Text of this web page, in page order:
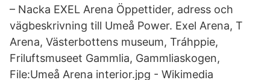
– Nacka EXEL Arena Öppettider, adress och
vägbeskrivning till Umeå Power. Exel Arena, T
Arena, Västerbottens museum, Tráhppie,
Friluftsmuseet Gammlia, Gammliaskogen,
File:Umeå Arena interior.jpg - Wikimedia